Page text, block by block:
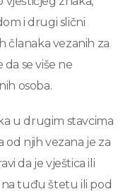
i drugi slični
članaka vezanih za
da se više ne
osoba.
u drugim stavcima
od njih vezana je za
da je vještica ili
tuđu štetu ili pod